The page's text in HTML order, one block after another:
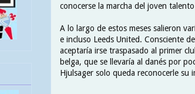
conocerse la marcha del joven
A lo largo de estos meses salieron
e incluso Leeds United. Consciente
aceptaría irse traspasado al primer
belga, que se llevaría al danés por
Hjulsager solo queda reconocerle su